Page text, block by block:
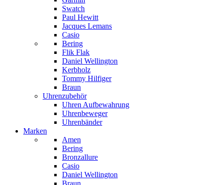
Swatch
Paul Hewitt
Jacques Lemans
Casio
Bering
Flik Flak
Daniel Wellington
Kerbholz
Tommy Hilfiger
Braun
Uhrenzubehör
Uhren Aufbewahrung
Uhrenbeweger
Uhrenbänder
Marken
Amen
Bering
Bronzallure
Casio
Daniel Wellington
Braun